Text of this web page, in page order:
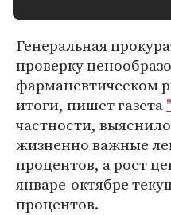
Генеральная
проверку
фармацевтическом
итоги, пишет газета
частности,
жизненно важные
процентов, а рост
январе-октябре
процентов.